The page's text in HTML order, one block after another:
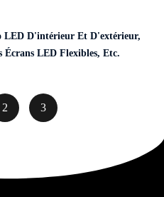
LED D'intérieur Et D'extérieur,
Écrans LED Flexibles, Etc.
2 3